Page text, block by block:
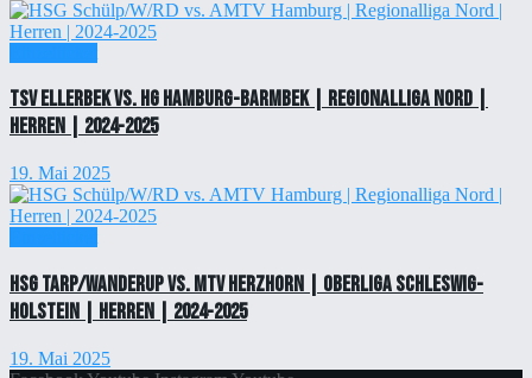
TSV Ellerbek vs. HG Hamburg-Barmbek | Regionalliga Nord |
Herren | 2024-2025
19. Mai 2025
HSG Tarp/Wanderup vs. MTV Herzhorn | Oberliga Schleswig-
Holstein | Herren | 2024-2025
19. Mai 2025